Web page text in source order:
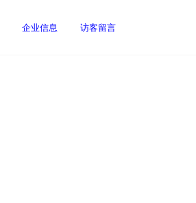
企业信息 访客留言